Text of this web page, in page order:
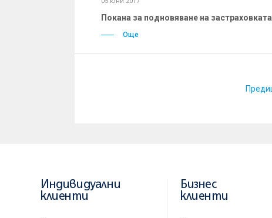
Покана за подновяване на
Още
Индивидуални
клиенти
Бизнес
клиенти